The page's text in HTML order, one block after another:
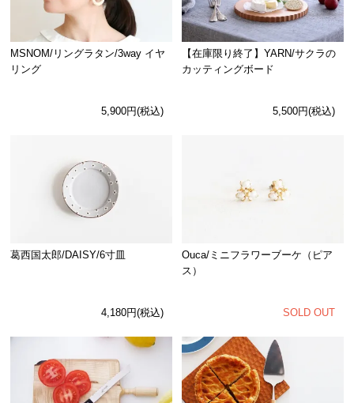
MSNOM/リングラタン/3way イヤ
リング
5,900円(税込)
【在庫限り終了】YARN/サクラの
カッティングボード
5,500円(税込)
葛西国太郎/DAISY/6寸皿
4,180円(税込)
Ouca/ミニフラワーブーケ（ピア
ス）
SOLD OUT